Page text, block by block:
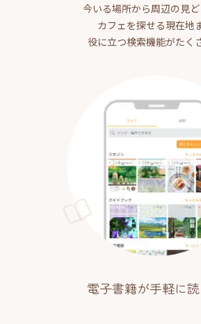
今いる場所から周辺の見
カフェを探せる現在地
役に立つ検索機能がたく
電子書籍が手軽に読